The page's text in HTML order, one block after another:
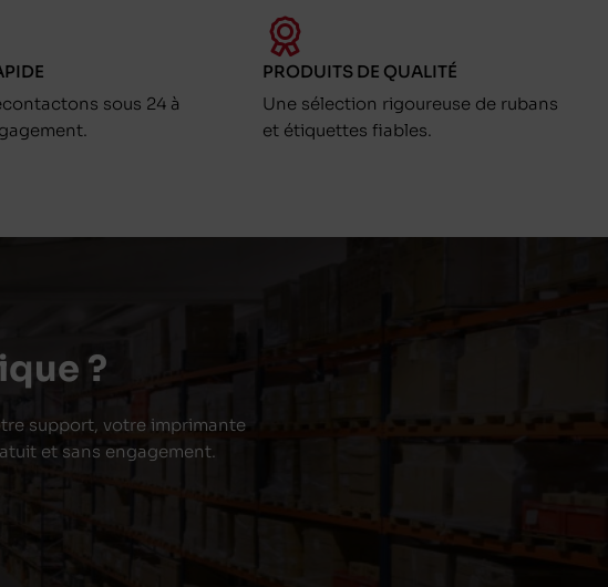
sous 24 à
PRODUITS DE QUALITÉ
Une sélection rigoureuse de rubans
et étiquettes fiables.
?
support, votre imprimante
et sans engagement.